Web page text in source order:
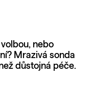
nebo
Mrazivá sonda
důstojná péče.